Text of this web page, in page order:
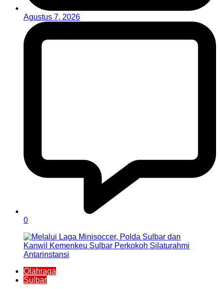
Agustus 7, 2026
0
Olahraga
Sulbar